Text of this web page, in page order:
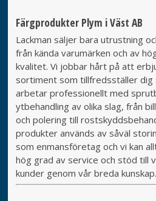
Färgprodukter Plym i Väst AB
Lackman säljer bara utrustning
från kända varumärken och av
kvalitet. Vi jobbar hårt på att
sortiment som tillfredsställer dig
arbetar professionellt med
ytbehandling av olika slag, från
och polering till
produkter används av såväl
som enmansföretag och vi kan
hög grad av service och stöd till
kunder genom vår breda kunskap.